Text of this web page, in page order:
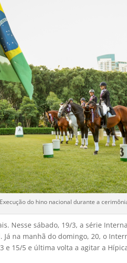
Execução do hino nacional durante a
Nesse sábado, 19/3, a série
Já na manhã do domingo, 20, o
e 15/5 e última volta a agitar a